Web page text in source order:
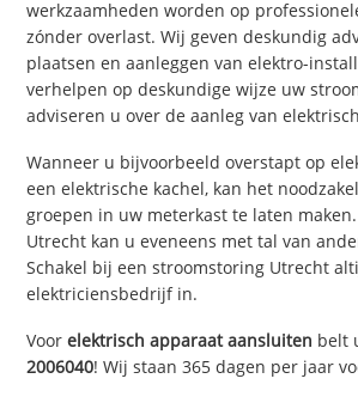
werkzaamheden worden op
zónder overlast. Wij geven deskundig
plaatsen en aanleggen van elektro-
verhelpen op deskundige wijze uw
adviseren u over de aanleg van
Wanneer u bijvoorbeeld overstapt op
een elektrische kachel, kan het
groepen in uw meterkast te laten
Utrecht kan u eveneens met tal van
Schakel bij een stroomstoring Utrecht
elektriciensbedrijf in.
Voorelektrisch apparaat aansluiten belt
2006040! Wij staan 365 dagen per jaar